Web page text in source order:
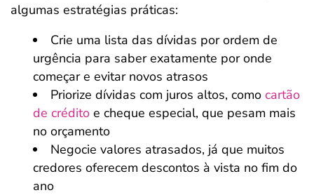
algumas estratégias práticas:
Crie uma lista das dívidas por ordem de
urgência para saber exatamente por onde
começar e evitar novos atrasos
Priorize dívidas com juros altos, como cartão
de crédito e cheque especial, que pesam mais
no orçamento
Negocie valores atrasados, já que muitos
credores oferecem descontos à vista no fim do
ano